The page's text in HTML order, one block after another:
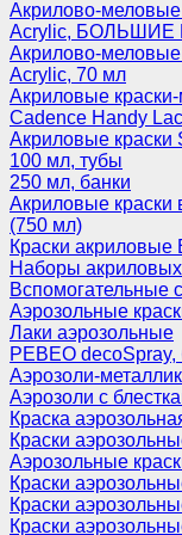
Акрилово-меловые
Acrylic, БОЛЬШИЕ
Акрилово-меловые
Acrylic, 70 мл
Акриловые
Cadence Handy
Акриловые краски
100 мл, тубы
250 мл, банки
Акриловые краски
(750 мл)
Краски акриловые
Наборы акриловых
Вспомогательные
Аэрозольные
Лаки аэрозольные
PEBEO decoSpray,
Аэрозоли-
Аэрозоли с
Краска
Краски
Аэрозольные
Краски
Краски
Краски